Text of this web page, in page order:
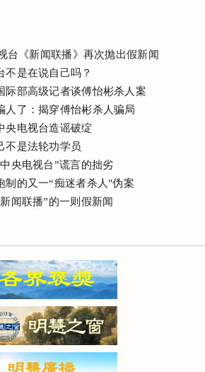
台《新闻联播》再次抛出假新闻
不是在说自己吗？
际部高级记者谈傅怡彬杀人案
人了：揭穿傅怡彬杀人骗局
央电视台造谣破绽
不是法轮功学员
央电视台”谎言的拙劣
制的又一“痴迷者杀人"伪案
闻联播”的一则假新闻